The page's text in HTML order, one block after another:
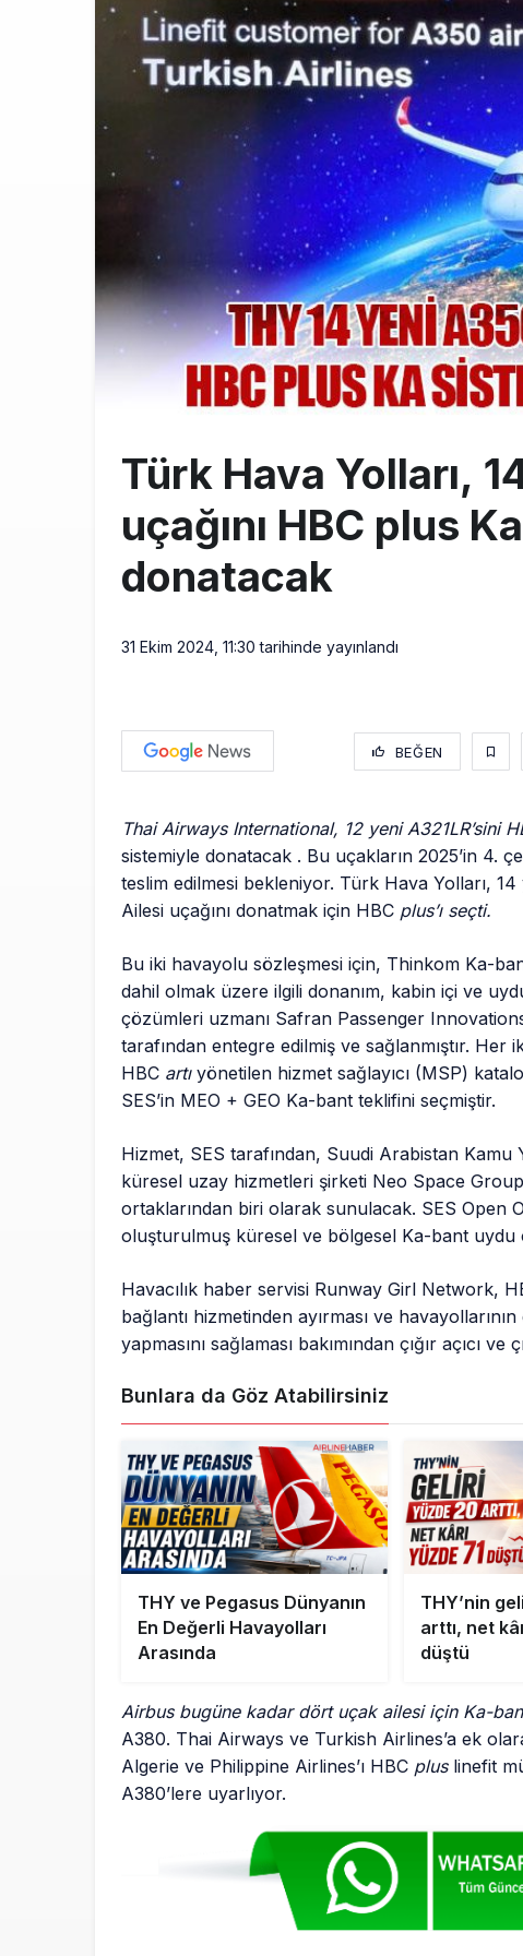
13:00 THY ve
12:00 Fly Baghdad ABD
11:00 Elektrikli uçaklar
18:00 Lufthansa ilk
Türk Hava Yolları,
uçağını HBC plus
donatacak
31 Ekim 2024, 11:30 tarihinde yayınlandı
BEĞEN
Thai Airways International, 12 yeni A321LR’sini
sistemiyle donatacak . Bu uçakların 2025’in 4.
teslim edilmesi bekleniyor. Türk Hava Yolları, 14
Ailesi uçağını donatmak için HBC plus’ı seçti.
Bu iki havayolu sözleşmesi için, Thinkom Ka-
dahil olmak üzere ilgili donanım, kabin içi ve
çözümleri uzmanı Safran Passenger
tarafından entegre edilmiş ve sağlanmıştır. Her
HBC artıyönetilen hizmet sağlayıcı (MSP)
SES’in MEO + GEO Ka-bant teklifini seçmiştir.
Hizmet, SES tarafından, Suudi Arabistan
küresel uzay hizmetleri şirketi Neo Space
ortaklarından biri olarak sunulacak. SES Open
oluşturulmuş küresel ve bölgesel Ka-bant uydu
Havacılık haber servisi Runway Girl Network,
bağlantı hizmetinden ayırması ve
yapmasını sağlaması bakımından çığır açıcı ve
Bunlara da Göz Atabilirsiniz
THY ve Pegasus Dünyanın
En Değerli Havayolları
Arasında
THY’nin
arttı, net
düştü
Airbus bugüne kadar dört uçak ailesi için Ka-
A380. Thai Airways ve Turkish Airlines’a ek
Algerie ve Philippine Airlines’ı HBC pluslinefit
A380’lere uyarlıyor.